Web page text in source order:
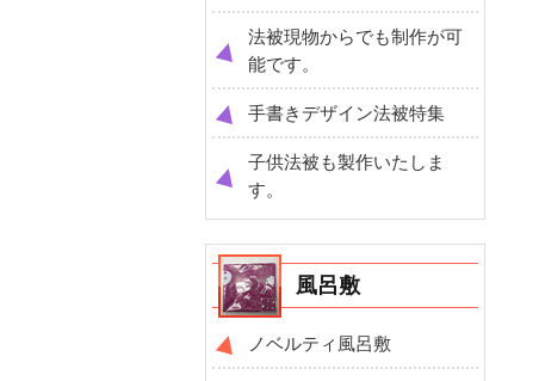
法被現物からでも制作が可
能です。
手書きデザイン法被特集
子供法被も製作いたしま
す。
風呂敷
ノベルティ風呂敷